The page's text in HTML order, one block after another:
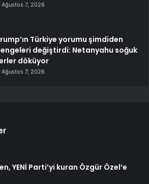
Ağustos 7, 2026
Türkiye yorumu şimdiden
değiştirdi: Netanyahu soğuk
döküyor
Ağustos 7, 2026
YENİ Parti’yi kuran Özgür Özel’e